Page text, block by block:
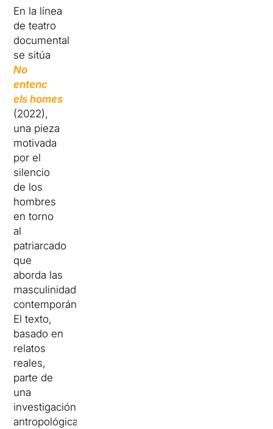
En la línea
de teatro
documental
se sitúa
No
entenc
els homes
(2022),
una pieza
motivada
por el
silencio
de los
hombres
en torno
al
patriarcado
que
aborda las
masculinidades
contemporáneas.
El texto,
basado en
relatos
reales,
parte de
una
investigación
antropológica